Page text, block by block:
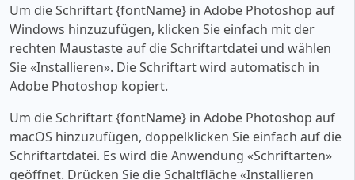
Um die Schriftart {fontName} in Adobe Photoshop auf
Windows hinzuzufügen, klicken Sie einfach mit der
rechten Maustaste auf die Schriftartdatei und wählen
Sie «‎Installieren». Die Schriftart wird automatisch in
Adobe Photoshop kopiert.
Um die Schriftart {fontName} in Adobe Photoshop auf
macOS hinzuzufügen, doppelklicken Sie einfach auf die
Schriftartdatei. Es wird die Anwendung «‎Schriftarten»
geöffnet. Drücken Sie die Schaltfläche «‎Installieren